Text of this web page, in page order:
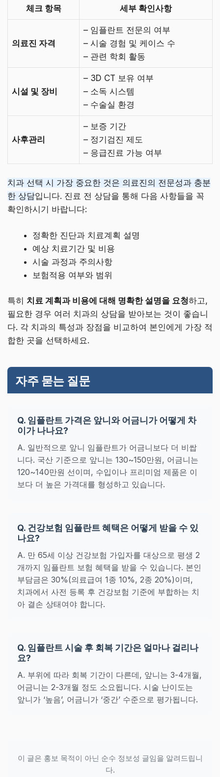
체크 항목 세부 확인사항
의료진 자격
– 임플란트 전문의 여부
– 시술 경험 및 케이스 수
– 관련 학회 활동
시설 및 장비
– 3D CT 보유 여부
– 소독 시스템
– 수술실 환경
사후관리
– 보증 기간
– 정기검진 제도
– 응급진료 가능 여부
치과 선택 시 가장 중요한 것은 의료진의 전문성과 충분
한 상담입니다. 진료 전 상담을 통해 다음 사항들을 꼭
확인하시기 바랍니다:
정확한 진단과 치료계획 설명
예상 치료기간 및 비용
시술 과정과 주의사항
보험적용 여부와 범위
특히 치료 계획과 비용에 대해 명확한 설명을 요청하고,
필요한 경우 여러 치과의 상담을 받아보는 것이 좋습니
다. 각 치과의 특성과 장점을 비교하여 본인에게 가장 적
합한 곳을 선택하세요.
자주 묻는 질문
Q. 임플란트 가격은 앞니와 어금니가 어떻게 차
이가 나나요?
A. 일반적으로 앞니 임플란트가 어금니보다 더 비쌉
니다. 국산 기준으로 앞니는 130~150만원, 어금니는
120~140만원 선이며, 수입이나 프리미엄 제품은 이
보다 더 높은 가격대를 형성하고 있습니다.
Q. 건강보험 임플란트 혜택은 어떻게 받을 수 있
나요?
A. 만 65세 이상 건강보험 가입자를 대상으로 평생 2
개까지 임플란트 보험 혜택을 받을 수 있습니다. 본인
부담금은 30%(의료급여 1종 10%, 2종 20%)이며,
치과에서 사전 등록 후 건강보험 기준에 부합하는 치
아 결손 상태여야 합니다.
Q. 임플란트 시술 후 회복 기간은 얼마나 걸리나
요?
A. 부위에 따라 회복 기간이 다른데, 앞니는 3-4개월,
어금니는 2-3개월 정도 소요됩니다. 시술 난이도는
앞니가 ‘높음’, 어금니가 ‘중간’ 수준으로 평가됩니다.
이 글은 홍보 목적이 아닌 순수 정보성 글임을 알려드립니
다.